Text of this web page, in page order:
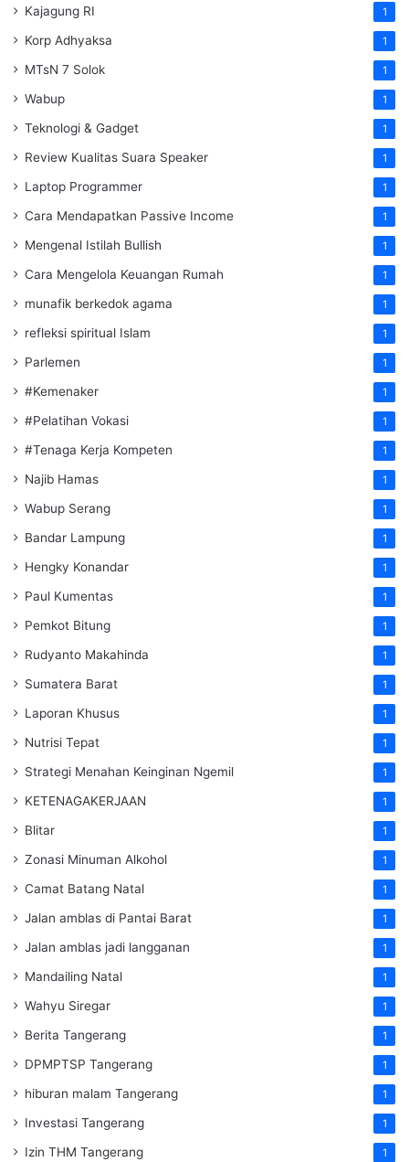
Kajagung RI 1
Korp Adhyaksa 1
MTsN 7 Solok 1
Wabup 1
Teknologi & Gadget 1
Review Kualitas Suara Speaker 1
Laptop Programmer 1
Cara Mendapatkan Passive Income 1
Mengenal Istilah Bullish 1
Cara Mengelola Keuangan Rumah 1
munafik berkedok agama 1
refleksi spiritual Islam 1
Parlemen 1
#Kemenaker 1
#Pelatihan Vokasi 1
#Tenaga Kerja Kompeten 1
Najib Hamas 1
Wabup Serang 1
Bandar Lampung 1
Hengky Konandar 1
Paul Kumentas 1
Pemkot Bitung 1
Rudyanto Makahinda 1
Sumatera Barat 1
Laporan Khusus 1
Nutrisi Tepat 1
Strategi Menahan Keinginan Ngemil 1
KETENAGAKERJAAN 1
Blitar 1
Zonasi Minuman Alkohol 1
Camat Batang Natal 1
Jalan amblas di Pantai Barat 1
Jalan amblas jadi langganan 1
Mandailing Natal 1
Wahyu Siregar 1
Berita Tangerang 1
DPMPTSP Tangerang 1
hiburan malam Tangerang 1
Investasi Tangerang 1
Izin THM Tangerang 1